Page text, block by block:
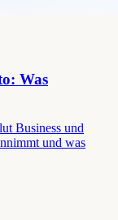
Was
Business und
und was